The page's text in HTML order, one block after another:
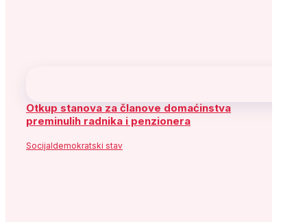
Otkup stanova za članove domaćinstva
preminulih radnika i penzionera
Socijaldemokratski stav